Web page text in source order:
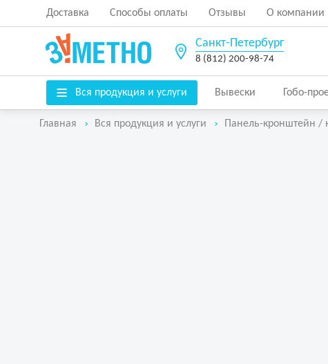
Доставка Способы оплаты Отзывы О компании
Санкт-Петербург
8 (812) 200-98-74
Вся продукция и услуги Вывески Гобо-
Главная Вся продукция и услуги Панель-кронштейн /